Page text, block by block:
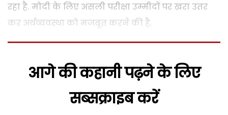
रहा है. मोदी के लिए असली परीक्षा उम्मीदों पर खरा उतर
कर अर्थव्यवस्था को मजबूत करने की है.
आगे की कहानी पढ़ने के लिए
सब्सक्राइब करें